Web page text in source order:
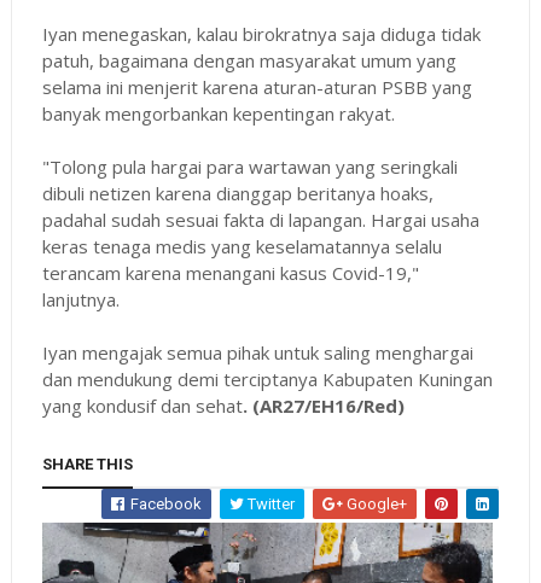
Iyan menegaskan, kalau birokratnya saja diduga tidak
patuh, bagaimana dengan masyarakat umum yang
selama ini menjerit karena aturan-aturan PSBB yang
banyak mengorbankan kepentingan rakyat.
"Tolong pula hargai para wartawan yang seringkali
dibuli netizen karena dianggap beritanya hoaks,
padahal sudah sesuai fakta di lapangan. Hargai usaha
keras tenaga medis yang keselamatannya selalu
terancam karena menangani kasus Covid-19,"
lanjutnya.
Iyan mengajak semua pihak untuk saling menghargai
dan mendukung demi terciptanya Kabupaten Kuningan
yang kondusif dan sehat. (AR27/EH16/Red)
SHARE THIS
Facebook Twitter Google+